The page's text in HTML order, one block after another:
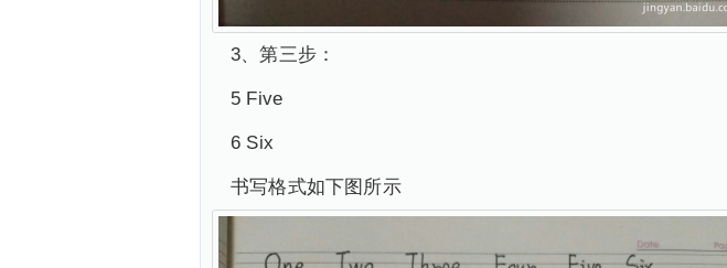
3、第三步：
5 Five
6 Six
书写格式如下图所示